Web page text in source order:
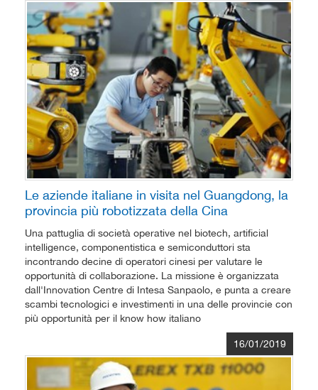
Le aziende italiane in visita nel Guangdong, la
provincia più robotizzata della Cina
Una pattuglia di società operative nel biotech, artificial
intelligence, componentistica e semiconduttori sta
incontrando decine di operatori cinesi per valutare le
opportunità di collaborazione. La missione è organizzata
dall'Innovation Centre di Intesa Sanpaolo, e punta a creare
scambi tecnologici e investimenti in una delle provincie con
più opportunità per il know how italiano
16/01/2019